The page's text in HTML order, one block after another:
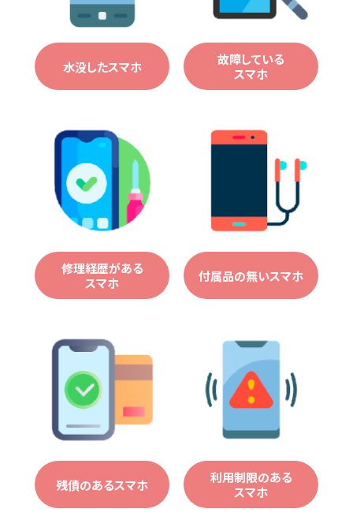
水没したスマホ
故障している
スマホ
修理経歴がある
スマホ
付属品の無いスマホ
残債のあるスマホ
利用制限のある
スマホ